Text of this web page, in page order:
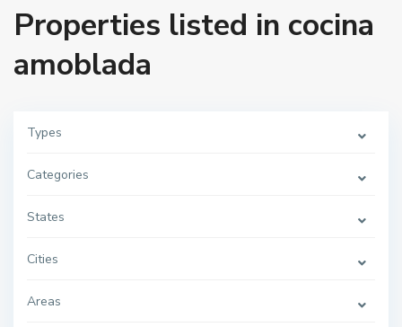
Properties listed in cocina
amoblada
Types
Categories
States
Cities
Areas